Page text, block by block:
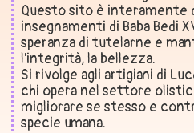
Questo sito è interamente
insegnamenti di Baba Bedi
speranza di tutelarne e
l'integrità, la bellezza.
Si rivolge agli artigiani di
chi opera nel settore
migliorare se stesso e
specie umana.